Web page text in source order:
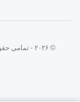
© ۲۰۲۶ -